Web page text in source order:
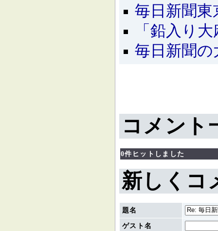
毎日新聞東
「鉛入り
毎日新聞
コメント
0件ヒットしました
新しくコ
題名
ゲスト名